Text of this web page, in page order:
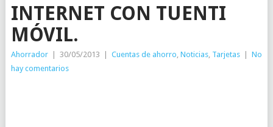
INTERNET CON TUENTI
MÓVIL.
Ahorrador 30/05/2013 Cuentas de ahorro, Noticias, Tarjetas
No
hay comentarios